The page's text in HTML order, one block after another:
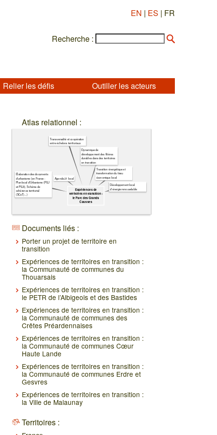
EN | ES | FR
Recherche :
Relier les défis Outiller les acteurs
Atlas relationnel :
Expériences de
territoires en transition :
le Parc des Grands
Causses
Développement local
d'énergie renouvelable
Transition énergétique et
transformation du tissu
économique local
Dynamique de
développement des filières
durables dans des territoires
en transition
Transversalité et coopération
entre échelons territoriaux
Agenda 21 local
Élaboration des documents
d'urbanisme (en France :
Plan local d'Urbanisme (PLU
et PLUi), Schéma de
cohérence territorial
(SCoT)...)
Documents liés :
Porter un projet de territoire en
transition
Expériences de territoires en transition :
la Communauté de communes du
Thouarsais
Expériences de territoires en transition :
le PETR de l’Albigeois et des Bastides
Expériences de territoires en transition :
la Communauté de communes des
Crêtes Préardennaises
Expériences de territoires en transition :
la Communauté de communes Cœur
Haute Lande
Expériences de territoires en transition :
la Communauté de communes Erdre et
Gesvres
Expériences de territoires en transition :
la Ville de Malaunay
Territoires :